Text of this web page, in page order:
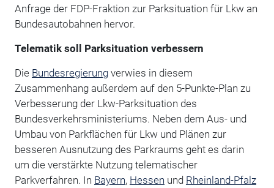
Anfrage der FDP-Fraktion zur Parksituation für Lkw an
Bundesautobahnen hervor.
Telematik soll Parksituation verbessern
Die Bundesregierungverwies in diesem
Zusammenhang außerdem auf den 5-Punkte-Plan zu
Verbesserung der Lkw-Parksituation des
Bundesverkehrsministeriums. Neben dem Aus- und
Umbau von Parkflächen für Lkw und Plänen zur
besseren Ausnutzung des Parkraums geht es darin
um die verstärkte Nutzung telematischer
Parkverfahren. In Bayern, Hessen und Rheinland-Pfalz